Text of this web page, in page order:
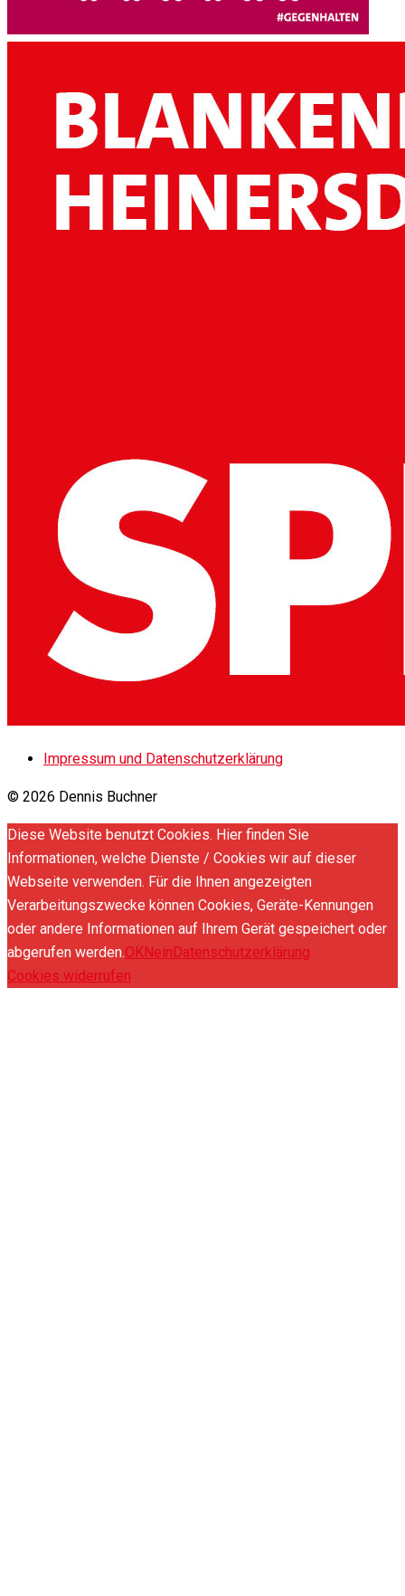
Impressum und Datenschutzerklärung
© 2026 Dennis Buchner
Diese Website benutzt Cookies. Hier finden Sie
Informationen, welche Dienste / Cookies wir auf dieser
Webseite verwenden. Für die Ihnen angezeigten
Verarbeitungszwecke können Cookies, Geräte-Kennungen
oder andere Informationen auf Ihrem Gerät gespeichert oder
abgerufen werden.OKNeinDatenschutzerklärung
Cookies widerrufen